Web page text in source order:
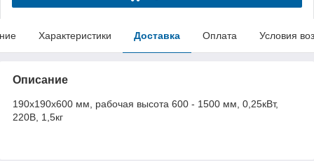
Характеристики Доставка Оплата Условия
Описание
190x190x600 мм, рабочая высота 600 - 1500 мм, 0,25кВт,
220В, 1,5кг